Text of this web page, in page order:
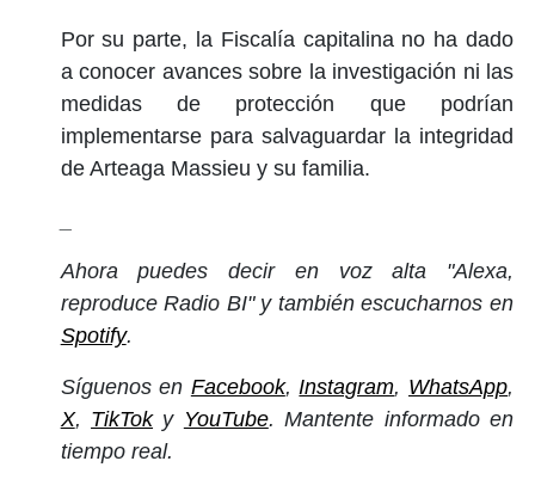
Por su parte, la Fiscalía capitalina no ha dado
a conocer avances sobre la investigación ni las
medidas de protección que podrían
implementarse para salvaguardar la integridad
de Arteaga Massieu y su familia.
Ahora puedes decir en voz alta "Alexa,
reproduce Radio BI" y también escucharnos en
Spotify.
Síguenos en Facebook, Instagram, WhatsApp,
X, TikToky YouTube. Mantente informado en
tiempo real.